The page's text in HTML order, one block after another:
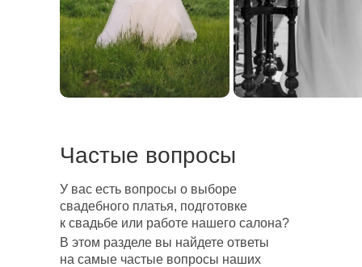
В нашем салоне
представлено более 1 000+
свадебных платьев
от пышных до лаконичных
Загляните в нашу галерею реальных
свадебных фотосессий! Здесь собраны
трогательные и красивые моменты
невест, которые уже сказали «да»
в наших платьях.
Частые вопросы
У вас есть вопросы о выборе
свадебного платья, подготовке
к свадьбе или работе нашего салона?
В этом разделе вы найдете ответы
на самые частые вопросы наших